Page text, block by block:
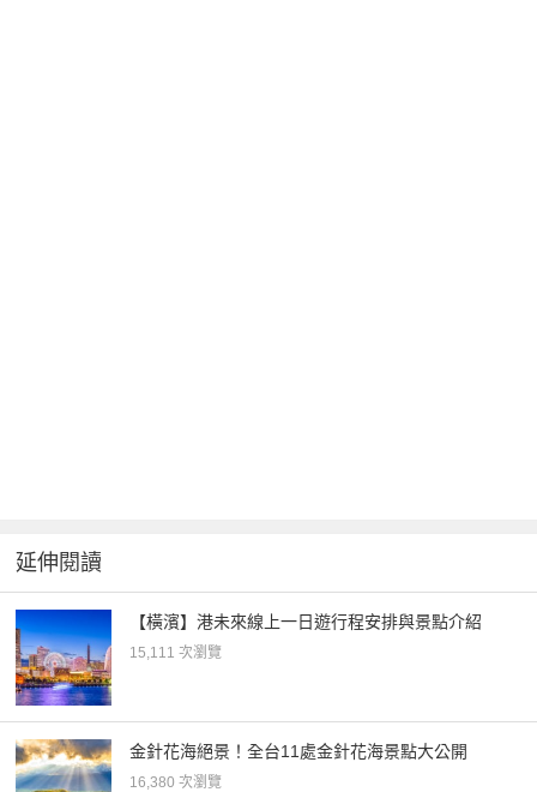
延伸閱讀
【橫濱】港未來線上一日遊行程安排與景點介紹
15,111 次瀏覽
金針花海絕景！全台11處金針花海景點大公開
16,380 次瀏覽